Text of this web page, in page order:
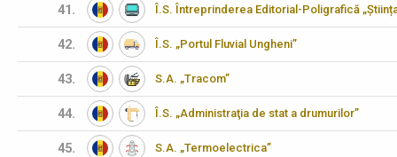
41. Î.S. Întreprinderea Editorial-Poligrafică
42. Î.S. „Portul Fluvial Ungheni”
43. S.A. „Tracom”
44. Î.S. „Administraţia de stat a drumurilor”
45. S.A. „Termoelectrica”